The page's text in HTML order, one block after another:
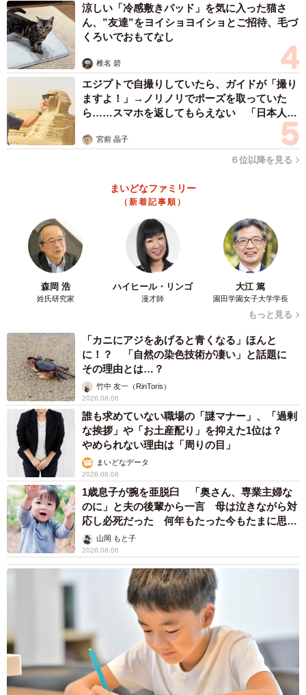
涼しい「冷感敷きパッド」を気に入った猫さ
ん、”友達”をヨイショヨイショとご招待、毛づ
くろいでおもてなし
椎名 碧
エジプトで自撮りしていたら、ガイドが「撮り
ますよ！」→ノリノリでポーズを取っていた
ら……スマホを返してもらえない 「日本人は
カモ代表かも」「私は6時間で3万円払った」
宮前 晶子
６位以降を見る
まいどなファミリー
（新着記事順）
森岡 浩
姓氏研究家
ハイヒール・リンゴ
漫才師
大江 篤
園田学園女子大学学長
もっと見る
「カニにアジをあげると青くなる」ほんと
に！？ 「自然の染色技術が凄い」と話題に
その理由とは…？
竹中 友一（RinToris）
2026.08.06
誰も求めていない職場の「謎マナー」、「過剰
な挨拶」や「お土産配り」を抑えた1位は？
やめられない理由は「周りの目」
まいどなデータ
2026.08.06
1歳息子が腕を亜脱臼 「奥さん、専業主婦な
のに」と夫の後輩から一言 母は泣きながら対
応し必死だった 何年もたった今もたまに思い
出し…山岡 もと子
2026.08.06